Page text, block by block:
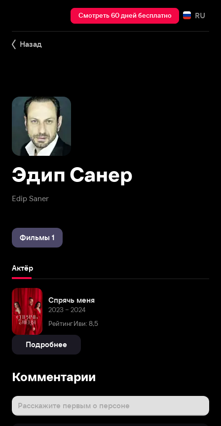
Смотреть 60 дней бесплатно RU
Назад
Edip Saner
Эдип Санер
Фильмы 1
Актёр
Спрячь меня
2023 – 2024
Рейтинг Иви: 8,5
Подробнее
Комментарии
Расскажите первым о персоне